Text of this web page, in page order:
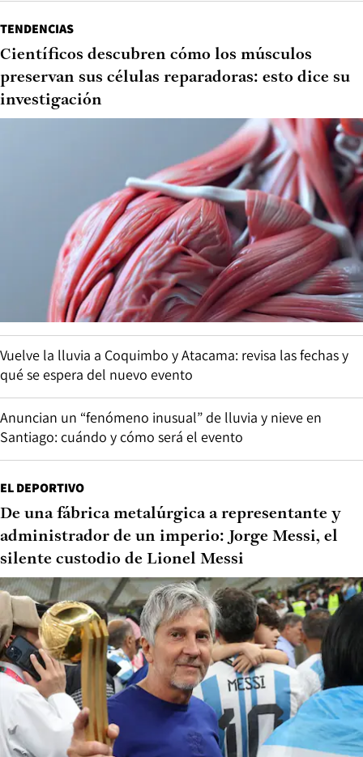
TENDENCIAS
Científicos descubren cómo los músculos
preservan sus células reparadoras: esto dice su
investigación
Vuelve la lluvia a Coquimbo y Atacama: revisa las fechas y
qué se espera del nuevo evento
Anuncian un “fenómeno inusual” de lluvia y nieve en
Santiago: cuándo y cómo será el evento
EL DEPORTIVO
De una fábrica metalúrgica a representante y
administrador de un imperio: Jorge Messi, el
silente custodio de Lionel Messi